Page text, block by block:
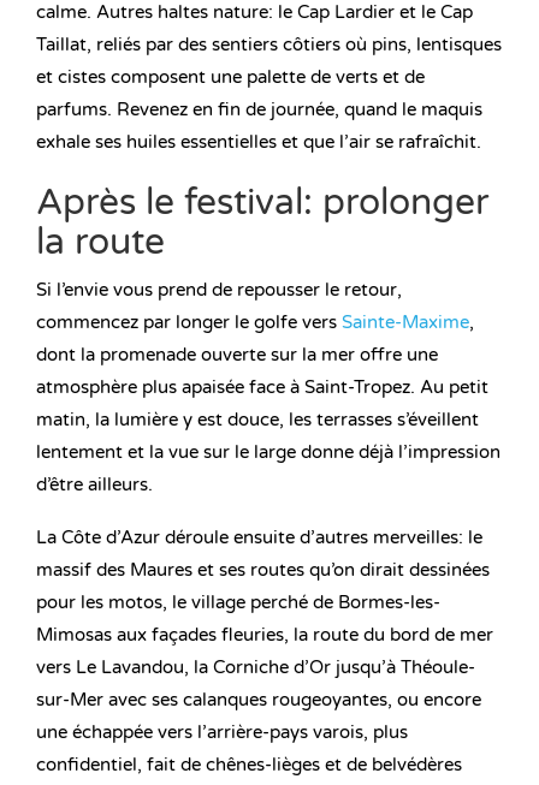
calme. Autres haltes nature: le Cap Lardier et le Cap
Taillat, reliés par des sentiers côtiers où pins, lentisques
et cistes composent une palette de verts et de
parfums. Revenez en fin de journée, quand le maquis
exhale ses huiles essentielles et que l’air se rafraîchit.
Après le festival: prolonger
la route
Si l’envie vous prend de repousser le retour,
commencez par longer le golfe vers Sainte-Maxime,
dont la promenade ouverte sur la mer offre une
atmosphère plus apaisée face à Saint-Tropez. Au petit
matin, la lumière y est douce, les terrasses s’éveillent
lentement et la vue sur le large donne déjà l’impression
d’être ailleurs.
La Côte d’Azur déroule ensuite d’autres merveilles: le
massif des Maures et ses routes qu’on dirait dessinées
pour les motos, le village perché de Bormes-les-
Mimosas aux façades fleuries, la route du bord de mer
vers Le Lavandou, la Corniche d’Or jusqu’à Théoule-
sur-Mer avec ses calanques rougeoyantes, ou encore
une échappée vers l’arrière-pays varois, plus
confidentiel, fait de chênes-lièges et de belvédères